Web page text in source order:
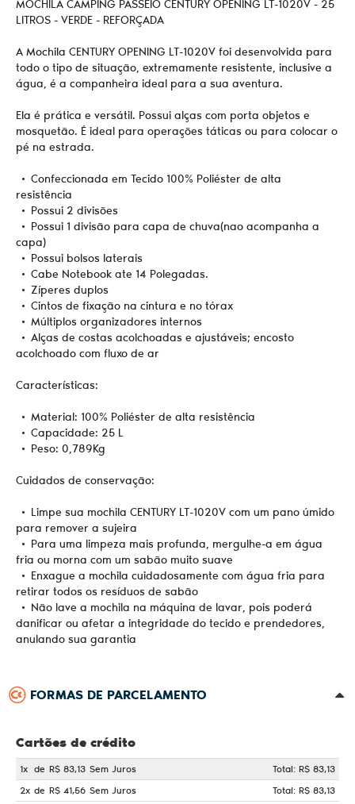
MOCHILA CAMPING PASSEIO CENTURY OPENING LT-1020V - 25
LITROS - VERDE - REFORÇADA
A Mochila CENTURY OPENING LT-1020V foi desenvolvida para
todo o tipo de situação, extremamente resistente, inclusive a
água, é a companheira ideal para a sua aventura.
Ela é prática e versátil. Possui alças com porta objetos e
mosquetão. É ideal para operações táticas ou para colocar o
pé na estrada.
• Confeccionada em Tecido 100% Poliéster de alta
resistência
• Possui 2 divisões
• Possui 1 divisão para capa de chuva(nao acompanha a
capa)
• Possui bolsos laterais
• Cabe Notebook ate 14 Polegadas.
• Zíperes duplos
• Cintos de fixação na cintura e no tórax
• Múltiplos organizadores internos
• Alças de costas acolchoadas e ajustáveis; encosto
acolchoado com fluxo de ar
Características:
• Material: 100% Poliéster de alta resistência
• Capacidade: 25 L
• Peso: 0,789Kg
Cuidados de conservação:
• Limpe sua mochila CENTURY LT-1020V com um pano úmido
para remover a sujeira
• Para uma limpeza mais profunda, mergulhe-a em água
fria ou morna com um sabão muito suave
• Enxague a mochila cuidadosamente com água fria para
retirar todos os resíduos de sabão
• Não lave a mochila na máquina de lavar, pois poderá
danificar ou afetar a integridade do tecido e prendedores,
anulando sua garantia
FORMAS DE PARCELAMENTO
Cartões de crédito
1x de R$ 83,13 Sem Juros
Total: R$ 83,13
2x de R$ 41,56 Sem Juros Total: R$ 83,13